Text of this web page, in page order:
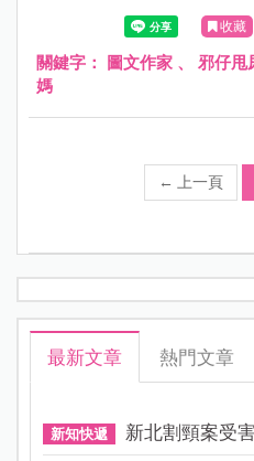
管怎麼樣我都覺得妳很棒～
收藏
關鍵字： 圖文作家 、 邪仔甩
媽
← 上一頁
最新文章 熱門文章
新知快遞 新北割頸案受